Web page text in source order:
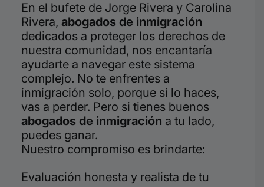
En el bufete de Jorge Rivera y Carolina
Rivera, abogados de inmigración
dedicados a proteger los derechos de
nuestra comunidad, nos encantaría
ayudarte a navegar este sistema
complejo. No te enfrentes a
inmigración solo, porque si lo haces,
vas a perder. Pero si tienes buenos
abogados de inmigración a tu lado,
puedes ganar.
Nuestro compromiso es brindarte:
Evaluación honesta y realista de tu